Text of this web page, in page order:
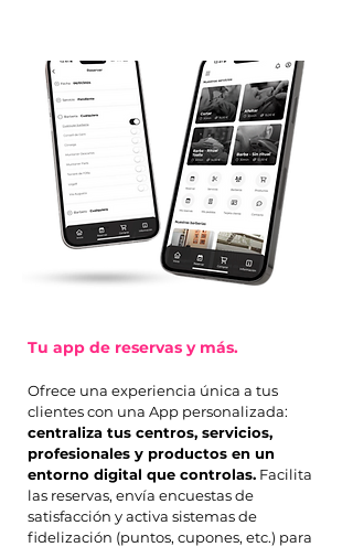
Tu app de reservas y más.
Ofrece una experiencia única a tus
clientes con una App personalizada:
centraliza tus centros, servicios,
profesionales y productos en un
entorno digital que controlas. Facilita
las reservas, envía encuestas de
satisfacción y activa sistemas de
fidelización (puntos, cupones, etc.) para